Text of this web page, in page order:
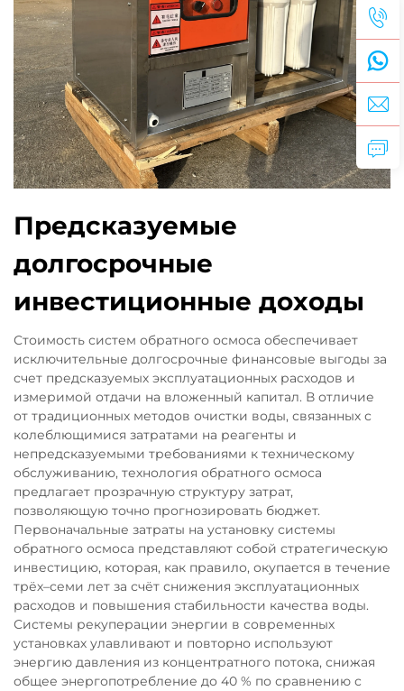
Предсказуемые
долгосрочные
инвестиционные доходы
Стоимость систем обратного осмоса обеспечивает
исключительные долгосрочные финансовые выгоды за
счет предсказуемых эксплуатационных расходов и
измеримой отдачи на вложенный капитал. В отличие
от традиционных методов очистки воды, связанных с
колеблющимися затратами на реагенты и
непредсказуемыми требованиями к техническому
обслуживанию, технология обратного осмоса
предлагает прозрачную структуру затрат,
позволяющую точно прогнозировать бюджет.
Первоначальные затраты на установку системы
обратного осмоса представляют собой стратегическую
инвестицию, которая, как правило, окупается в течение
трёх–семи лет за счёт снижения эксплуатационных
расходов и повышения стабильности качества воды.
Системы рекуперации энергии в современных
установках улавливают и повторно используют
энергию давления из концентратного потока, снижая
общее энергопотребление до 40 % по сравнению с